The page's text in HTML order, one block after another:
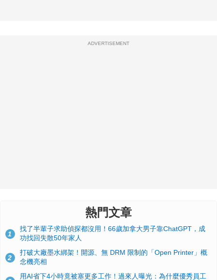
ADVERTISEMENT
熱門文章
1
找了半輩子求助偵探都沒用！66歲加拿大男子靠ChatGPT，成
功找回失散50年家人
2
打破大廠墨水綁架！開源、無 DRM 限制的「Open Printer」概
念機亮相
用AI省下4小時竟被塞更多工作！過來人曝光：為什麼優秀員工